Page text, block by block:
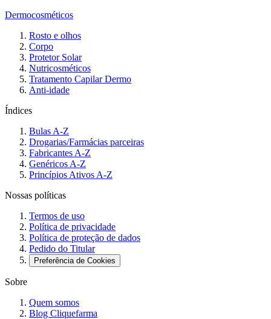
Dermocosméticos
Rosto e olhos
Corpo
Protetor Solar
Nutricosméticos
Tratamento Capilar Dermo
Anti-idade
Índices
Bulas A-Z
Drogarias/Farmácias parceiras
Fabricantes A-Z
Genéricos A-Z
Princípios Ativos A-Z
Nossas políticas
Termos de uso
Política de privacidade
Política de proteção de dados
Pedido do Titular
Preferência de Cookies
Sobre
Quem somos
Blog Cliquefarma